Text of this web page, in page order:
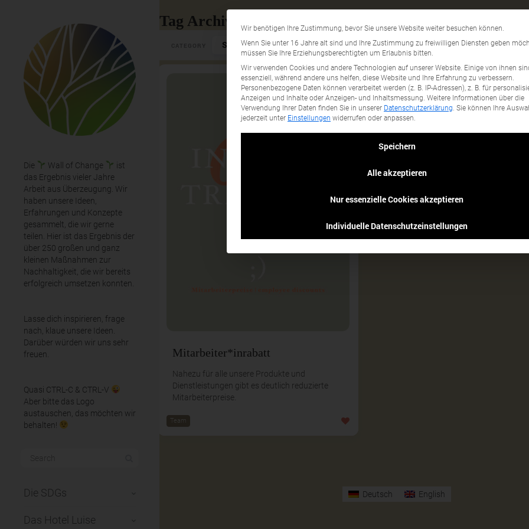
Die Wall of Change
ist
das Ergebnis vieler Jahre
Arbeit aus Überzeugung. Wir
haben unsere Ideen,
Erfahrungen und Konzepte
gesammelt, die wir gerne
teilen. Hier ist das Ergebnis der
über 250 großen und ganz
kleinen Maßnahmen zur
Nachhaltigkeit, die wir bereits
erfolgreich umsetzen konnten.
Lasse dich inspirieren, frage
nach, klaue unsere Ideen.
Darüber würden wir uns sehr
freuen.
Quasi CTRL-C & CTRL-V
Aber bitte das Logo
austauschen, das möchten wir
behalten!
Die SDGs
Das Hotel Luise
Tag Archives: Mitarbeiterrabatt
Select Category...
Mitarbeiter*inrabatt
Nahezu für alle unsere Produkte und
Dienstleistungen gibt es deutlich reduzierte
Mitarbeiterpreise.
Team
Wir benötigen Ihre Zustimmung, bevor Sie unsere Website weiter besuchen können.
Wenn Sie unter 16 Jahre alt sind und Ihre Zustimmung zu freiwilligen Diensten geben
müssen Sie Ihre Erziehungsberechtigten um Erlaubnis bitten.
Wir verwenden Cookies und andere Technologien auf unserer Website. Einige von ihnen
essenziell, während andere uns helfen, diese Website und Ihre Erfahrung zu verbessern.
Personenbezogene Daten können verarbeitet werden (z. B. IP-Adressen), z. B. für
Anzeigen und Inhalte oder Anzeigen- und Inhaltsmessung. Weitere Informationen über die
Verwendung Ihrer Daten finden Sie in unserer Datenschutzerklärung. Sie können Ihre
jederzeit unter Einstellungen widerrufen oder anpassen.
Speichern
Alle akzeptieren
Nur essenzielle Cookies akzeptieren
Individuelle Datenschutzeinstellungen
Deutsch English